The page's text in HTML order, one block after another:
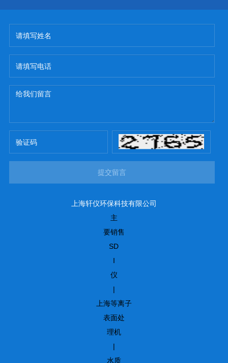
提交留言
上海轩仪环保科技有限公司
主
要销售
SD
I
仪
|
上海等离子
表面处
理机
|
水质